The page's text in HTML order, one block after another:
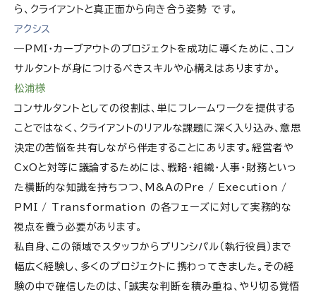
ら、クライアントと真正面から向き合う姿勢 です。
アクシス
―PMI・カーブアウトのプロジェクトを成功に導くために、コン
サルタントが身につけるべきスキルや心構えはありますか。
松浦様
コンサルタントとしての役割は、単にフレームワークを提供する
ことではなく、クライアントのリアルな課題に深く入り込み、意思
決定の苦悩を共有しながら伴走することにあります。経営者や
CxOと対等に議論するためには、戦略・組織・人事・財務といっ
た横断的な知識を持ちつつ、M&AのPre / Execution /
PMI / Transformation の各フェーズに対して実務的な
視点を養う必要があります。
私自身、この領域でスタッフからプリンシパル（執行役員）まで
幅広く経験し、多くのプロジェクトに携わってきました。その経
験の中で確信したのは、「誠実な判断を積み重ね、やり切る覚悟